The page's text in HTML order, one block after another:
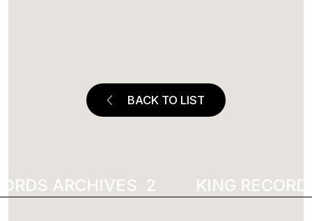
BACK TO LIST
ARCHIVES 5909 KING